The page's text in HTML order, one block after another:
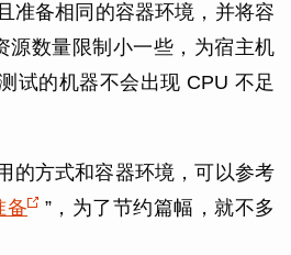
准备相同的容器环境，并将容
源数量限制小一些，为宿主机
试的机器不会出现 CPU 不足
的方式和容器环境，可以参考
备
”，为了节约篇幅，就不多